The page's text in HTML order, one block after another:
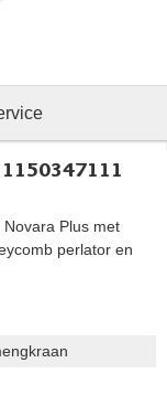
Plus met
perlator en